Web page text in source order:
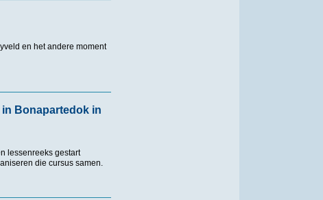
en het andere moment
in Bonapartedok in
lessenreeks gestart
die cursus samen.
in Antwerpen